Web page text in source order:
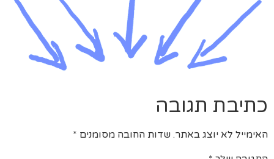
כתיבת תגובה
האימייל לא יוצג באתר. שדות החובה מסומנים *